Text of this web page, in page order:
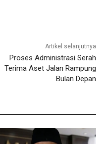
Artikel selanjutnya
Proses Administrasi Serah
Terima Aset Jalan Rampung
Bulan Depan